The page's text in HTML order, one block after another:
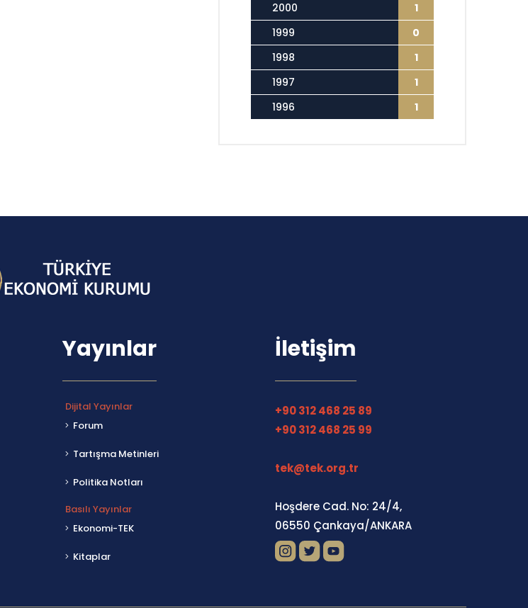
2000
1
1999
0
1998
1
1997
1
1996
1
Yayınlar
Dijital Yayınlar
Forum
Tartışma Metinleri
Politika Notları
Basılı Yayınlar
Ekonomi-TEK
Kitaplar
İletişim
+90 312 468 25 89
+90 312 468 25 99
tek@tek.org.tr
Hoşdere Cad. No: 24/4,
06550 Çankaya/ANKARA